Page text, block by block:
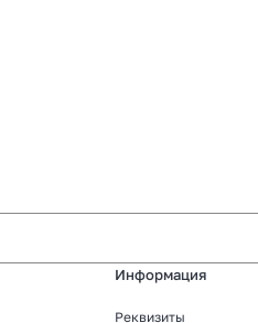
Информация
Реквизиты